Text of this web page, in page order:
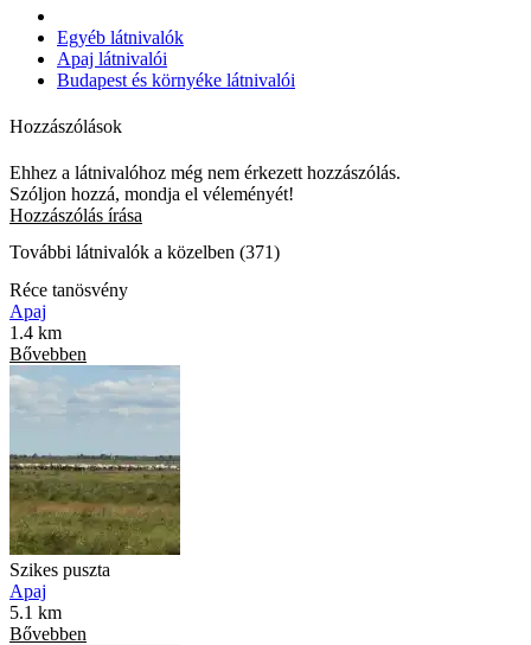
Egyéb látnivalók
Apaj látnivalói
Budapest és környéke látnivalói
Hozzászólások
Ehhez a látnivalóhoz még nem érkezett hozzászólás.
Szóljon hozzá, mondja el véleményét!
Hozzászólás írása
További látnivalók a közelben (371)
Réce tanösvény
Apaj
1.4 km
Bővebben
Szikes puszta
Apaj
5.1 km
Bővebben